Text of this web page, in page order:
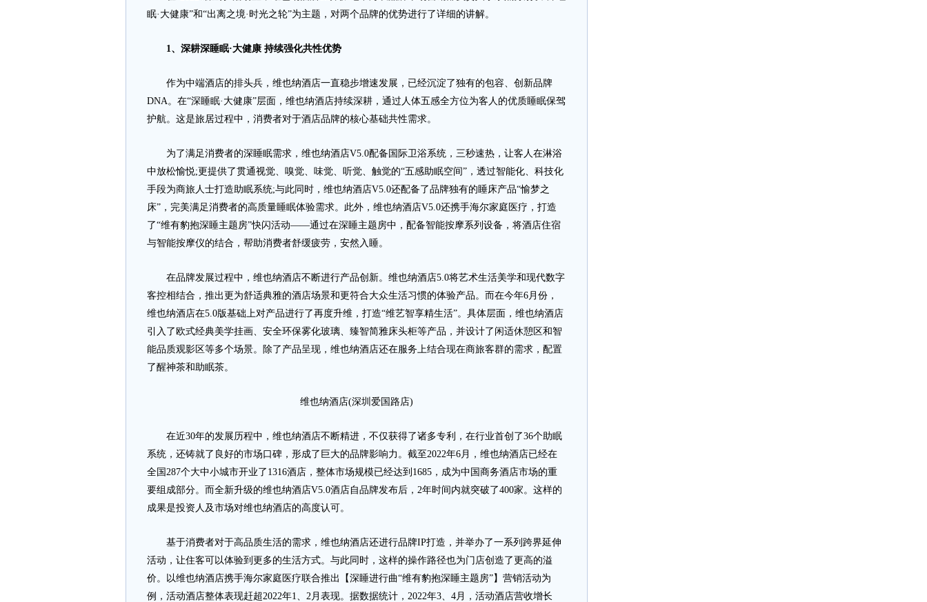
眠·大健康”和“出离之境·时光之轮”为主题，对两个品牌的优势进行了详细的讲解。
1、深耕深睡眠·大健康 持续强化共性优势
作为中端酒店的排头兵，维也纳酒店一直稳步增速发展，已经沉淀了独有的包容、创新品牌
DNA。在“深睡眠·大健康”层面，维也纳酒店持续深耕，通过人体五感全方位为客人的优质睡眠保驾
护航。这是旅居过程中，消费者对于酒店品牌的核心基础共性需求。
为了满足消费者的深睡眠需求，维也纳酒店V5.0配备国际卫浴系统，三秒速热，让客人在淋浴
中放松愉悦;更提供了贯通视觉、嗅觉、味觉、听觉、触觉的“五感助眠空间”，透过智能化、科技化
手段为商旅人士打造助眠系统;与此同时，维也纳酒店V5.0还配备了品牌独有的睡床产品“愉梦之
床”，完美满足消费者的高质量睡眠体验需求。此外，维也纳酒店V5.0还携手海尔家庭医疗，打造
了“维有豹抱深睡主题房”快闪活动——通过在深睡主题房中，配备智能按摩系列设备，将酒店住宿
与智能按摩仪的结合，帮助消费者舒缓疲劳，安然入睡。
在品牌发展过程中，维也纳酒店不断进行产品创新。维也纳酒店5.0将艺术生活美学和现代数字
客控相结合，推出更为舒适典雅的酒店场景和更符合大众生活习惯的体验产品。而在今年6月份，
维也纳酒店在5.0版基础上对产品进行了再度升维，打造“维艺智享精生活”。具体层面，维也纳酒店
引入了欧式经典美学挂画、安全环保雾化玻璃、臻智简雅床头柜等产品，并设计了闲适休憩区和智
能品质观影区等多个场景。除了产品呈现，维也纳酒店还在服务上结合现在商旅客群的需求，配置
了醒神茶和助眠茶。
维也纳酒店(深圳爱国路店)
在近30年的发展历程中，维也纳酒店不断精进，不仅获得了诸多专利，在行业首创了36个助眠
系统，还铸就了良好的市场口碑，形成了巨大的品牌影响力。截至2022年6月，维也纳酒店已经在
全国287个大中小城市开业了1316酒店，整体市场规模已经达到1685，成为中国商务酒店市场的重
要组成部分。而全新升级的维也纳酒店V5.0酒店自品牌发布后，2年时间内就突破了400家。这样的
成果是投资人及市场对维也纳酒店的高度认可。
基于消费者对于高品质生活的需求，维也纳酒店还进行品牌IP打造，并举办了一系列跨界延伸
活动，让住客可以体验到更多的生活方式。与此同时，这样的操作路径也为门店创造了更高的溢
价。以维也纳酒店携手海尔家庭医疗联合推出【深睡进行曲“维有豹抱深睡主题房”】营销活动为
例，活动酒店整体表现赶超2022年1、2月表现。据数据统计，2022年3、4月，活动酒店营收增长